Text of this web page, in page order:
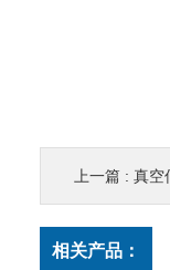
上一篇 : 真空
相关产品：